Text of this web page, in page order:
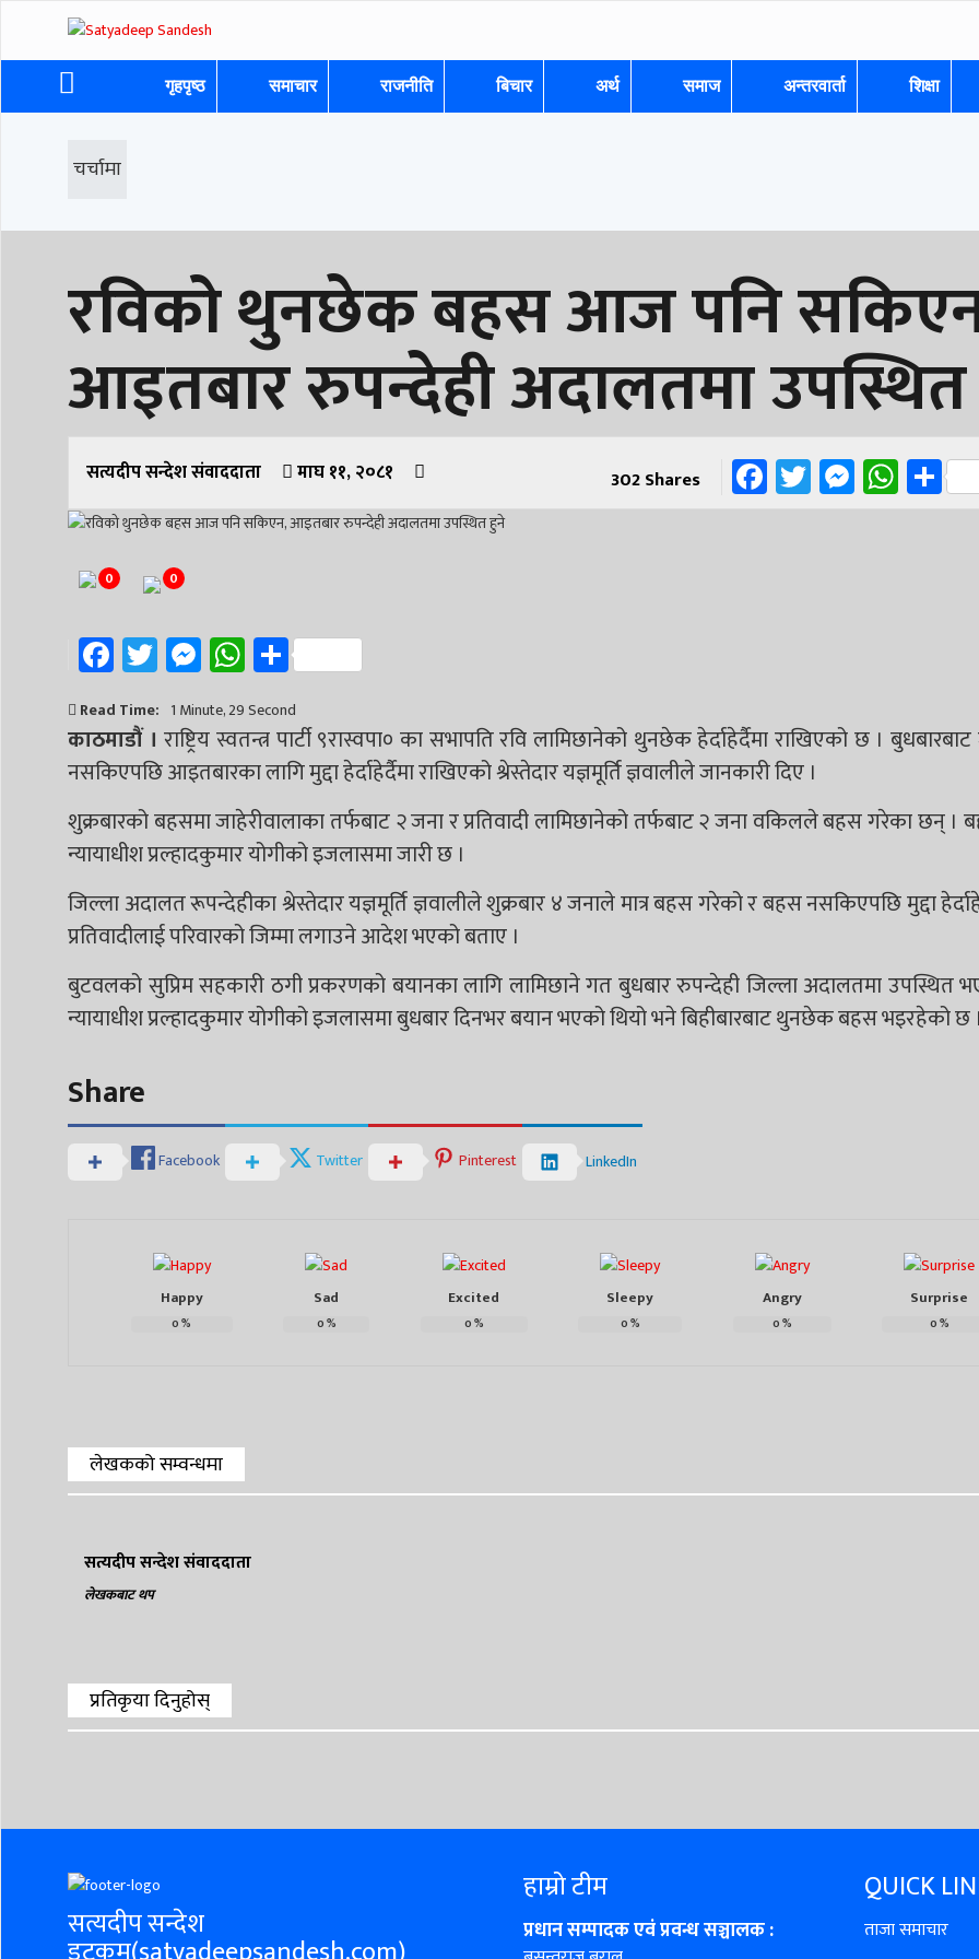
गृहपृष्ठ समाचार राजनीति बिचार अर्थ समाज अन्तरवार्ता शिक्षा
चर्चामा
रविको थुनछेक बहस आज पनि
आइतबार रुपन्देही अदालतमा
सत्यदीप सन्देश संवाददाता माघ ११, २०८१ 302Shares Facebook
Twitter
0 0
Facebook
Twitter
Messenger
WhatsApp
Share
Read Time: 1 Minute, 29 Second
काठमाडौं । राष्ट्रिय स्वतन्त्र पार्टी ९रास्वपा० का सभापति रवि लामिछानेको थुनछेक हेर्दाहेर्दैमा राखिएको छ ।
नसकिएपछि आइतबारका लागि मुद्दा हेर्दाहेर्दैमा राखिएको श्रेस्तेदार यज्ञमूर्ति ज्ञवालीले जानकारी दिए ।
शुक्रबारको बहसमा जाहेरीवालाका तर्फबाट २ जना र प्रतिवादी लामिछानेको तर्फबाट २ जना वकिलले बहस गरेका छन् ।
न्यायाधीश प्रल्हादकुमार योगीको इजलासमा जारी छ ।
जिल्ला अदालत रूपन्देहीका श्रेस्तेदार यज्ञमूर्ति ज्ञवालीले शुक्रबार ४ जनाले मात्र बहस गरेको र बहस नसकिएपछि मुद्दा
प्रतिवादीलाई परिवारको जिम्मा लगाउने आदेश भएको बताए ।
बुटवलको सुप्रिम सहकारी ठगी प्रकरणको बयानका लागि लामिछाने गत बुधबार रुपन्देही जिल्ला अदालतमा उपस्थित
न्यायाधीश प्रल्हादकुमार योगीको इजलासमा बुधबार दिनभर बयान भएको थियो भने बिहीबारबाट थुनछेक बहस भइरहेको छ ।
Share
Facebook Twitter Pinterest LinkedIn
Happy
0%
Sad
0%
Excited
0%
Sleepy
0%
Angry
0%
Surprise
0%
लेखकको सम्वन्धमा
सत्यदीप सन्देश संवाददाता
लेखकबाट थप
प्रतिकृया दिनुहोस्
सत्यदीप सन्देश
हाम्रो टीम
प्रधान सम्पादक एवं प्रवन्ध सञ्चालक :
QUICK
ताजा समाचार